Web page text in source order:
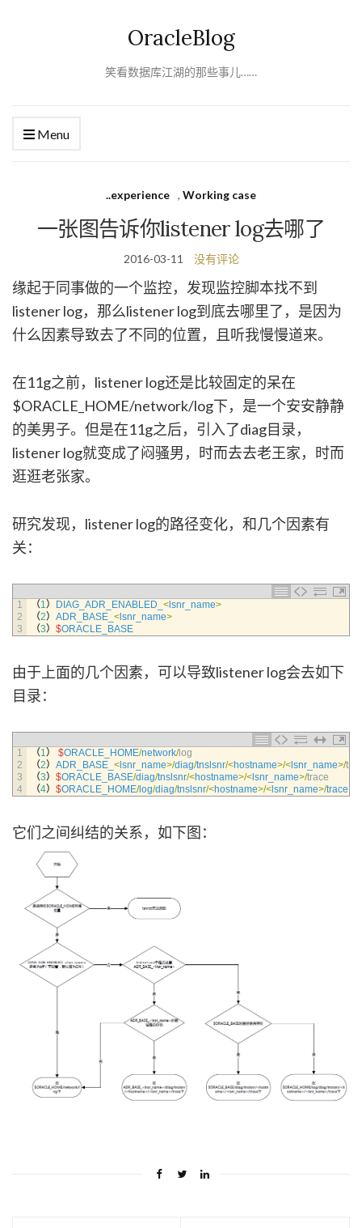
OracleBlog
笑看数据库江湖的那些事儿……
Menu
..experience , Working case
一张图告诉你listener log去哪了
2016-03-11 没有评论
缘起于同事做的一个监控，发现监控脚本找不到
listener log，那么listener log到底去哪里了，是因为
什么因素导致去了不同的位置，且听我慢慢道来。
在11g之前，listener log还是比较固定的呆在
$ORACLE_HOME/network/log下，是一个安安静静
的美男子。但是在11g之后，引入了diag目录，
listener log就变成了闷骚男，时而去去老王家，时而
逛逛老张家。
研究发现，listener log的路径变化，和几个因素有
关：
1
2
3
（1） DIAG_ADR_ENABLED_ < lsnr_name>
（2） ADR_BASE_ < lsnr_name>
（3） $ORACLE_BASE
由于上面的几个因素，可以导致listener log会去如下
目录：
1
2
3
4
（1） $ORACLE_HOME/network/log
（2） ADR_BASE_ < lsnr_name>/diag/tnslsnr/<hostname>/< lsnr_name>/
（3） $ORACLE_BASE/diag/tnslsnr/<hostname>/< lsnr_name>/trace
（4） $ORACLE_HOME/log/diag/tnslsnr/<hostname>/< lsnr_name>/trace
它们之间纠结的关系，如下图：